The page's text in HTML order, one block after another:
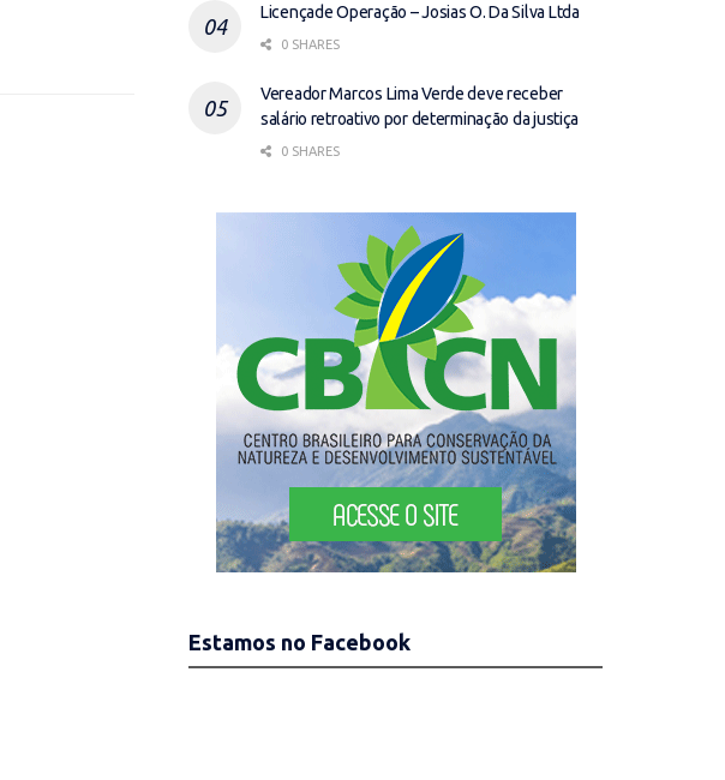
Licençade Operação – Josias O. Da Silva Ltda
0 SHARES
Vereador Marcos Lima Verde deve receber
salário retroativo por determinação da justiça
0 SHARES
Estamos no Facebook